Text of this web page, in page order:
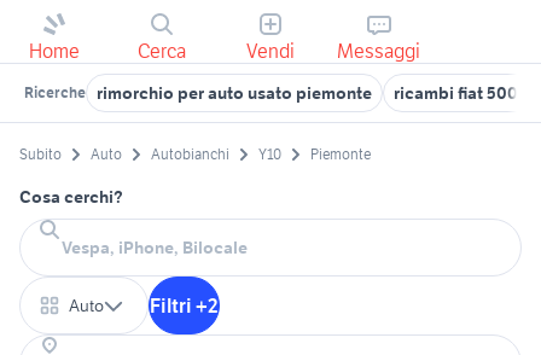
Home Cerca Vendi Messaggi
Ricerche rimorchio per auto usato piemonte ricambi fiat 500
Subito Auto Autobianchi Y10 Piemonte
Cosa cerchi?
Auto Filtri +2